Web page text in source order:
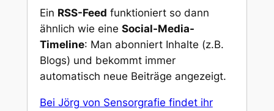
Ein RSS-Feed funktioniert so dann
ähnlich wie eine Social-Media-
Timeline: Man abonniert Inhalte (z.B.
Blogs) und bekommt immer
automatisch neue Beiträge angezeigt.
Bei Jörg von Sensorgrafie findet ihr